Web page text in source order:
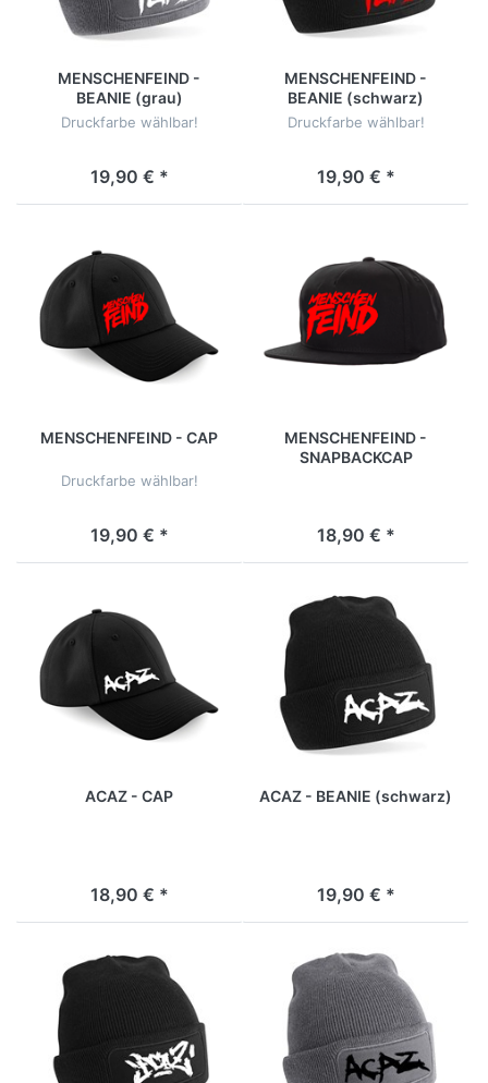
MENSCHENFEIND -
BEANIE (grau)
Druckfarbe wählbar!
19,90 € *
MENSCHENFEIND -
BEANIE (schwarz)
Druckfarbe wählbar!
19,90 € *
MENSCHENFEIND - CAP
Druckfarbe wählbar!
19,90 € *
MENSCHENFEIND -
SNAPBACKCAP
18,90 € *
ACAZ - CAP
18,90 € *
ACAZ - BEANIE (schwarz)
19,90 € *